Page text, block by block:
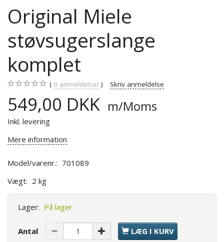
Original Miele
støvsugerslange
komplet
0 anmeldelser Skriv anmeldelse
549,00 DKK m/Moms
Inkl. levering
Mere information
Model/varenr.: 701089
Vægt: 2 kg
Lager: På lager
Antal LÆG I KURV